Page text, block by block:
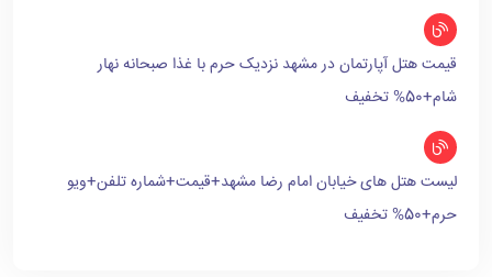
قیمت هتل آپارتمان در مشهد نزدیک حرم با غذا صبحانه نهار
شام+50% تخفیف
لیست هتل های خیابان امام رضا مشهد+قیمت+شماره تلفن+ویو
حرم+50% تخفیف